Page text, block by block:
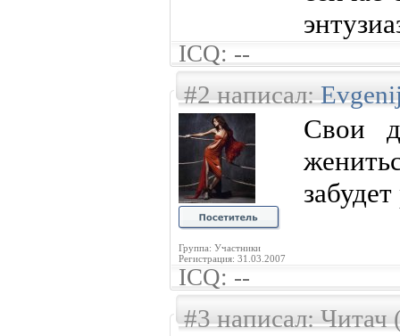
ICQ: --
#2 написал:
Группа: Участники
Регистрация: 31.03.2007
Свои
ICQ: --
#3 написал: